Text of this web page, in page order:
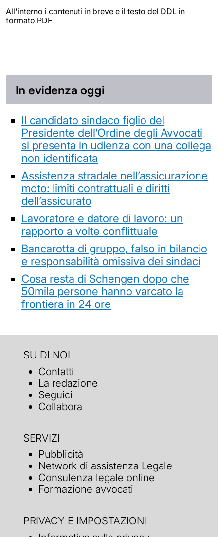
All'interno i contenuti in breve e il testo del DDL in
formato PDF
In evidenza oggi
Il candidato sindaco figlio del
Presidente dell’Ordine degli Avvocati
si presenta in udienza con una collega
non identificata
Assistenza stradale nell’assicurazione
moto: limiti contrattuali e diritti
dell’assicurato
Lavoratore e datore di lavoro: un
rapporto a volte conflittuale
Bancarotta di gruppo, falso in bilancio
e responsabilità omissiva dei sindaci
Cosa resta di Schengen dopo che
50mila persone hanno varcato la
frontiera in 24 ore
SU DI NOI
Contatti
La redazione
Seguici
Collabora
SERVIZI
Pubblicità
Network di assistenza Legale
Consulenza legale online
Formazione avvocati
PRIVACY E IMPOSTAZIONI